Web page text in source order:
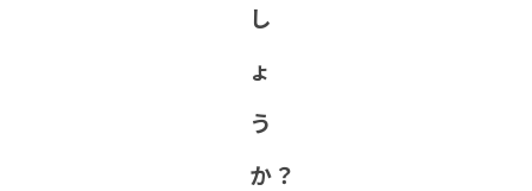
し
ょ
う
か？